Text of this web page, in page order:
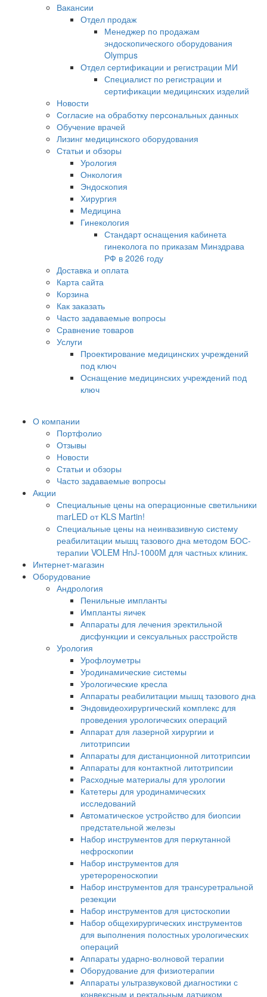
Вакансии
Отдел продаж
Менеджер по продажам
эндоскопического оборудования
Olympus
Отдел сертификации и регистрации МИ
Специалист по регистрации и
сертификации медицинских изделий
Новости
Согласие на обработку персональных данных
Обучение врачей
Лизинг медицинского оборудования
Статьи и обзоры
Урология
Онкология
Эндоскопия
Хирургия
Медицина
Гинекология
Стандарт оснащения кабинета
гинеколога по приказам Минздрава
РФ в 2026 году
Доставка и оплата
Карта сайта
Корзина
Как заказать
Часто задаваемые вопросы
Сравнение товаров
Услуги
Проектирование медицинских учреждений
под ключ
Оснащение медицинских учреждений под
ключ
О компании
Портфолио
Отзывы
Новости
Статьи и обзоры
Часто задаваемые вопросы
Акции
Специальные цены на операционные светильники
marLED от KLS Martin!
Специальные цены на неинвазивную систему
реабилитации мышц тазового дна методом БОС-
терапии VOLEM HnJ-1000M для частных клиник.
Интернет-магазин
Оборудование
Андрология
Пенильные импланты
Импланты яичек
Аппараты для лечения эректильной
дисфункции и сексуальных расстройств
Урология
Урофлоуметры
Уродинамические системы
Урологические кресла
Аппараты реабилитации мышц тазового дна
Эндовидеохирургический комплекс для
проведения урологических операций
Аппарат для лазерной хирургии и
литотрипсии
Аппараты для дистанционной литотрипсии
Аппараты для контактной литотрипсии
Расходные материалы для урологии
Катетеры для уродинамических
исследований
Автоматическое устройство для биопсии
предстательной железы
Набор инструментов для перкутанной
нефроскопии
Набор инструментов для
уретерореноскопии
Набор инструментов для трансуретральной
резекции
Набор инструментов для цистоскопии
Набор общехирургических инструментов
для выполнения полостных урологических
операций
Аппараты ударно-волновой терапии
Оборудование для физиотерапии
Аппараты ультразвуковой диагностики с
конвексным и ректальным датчиком